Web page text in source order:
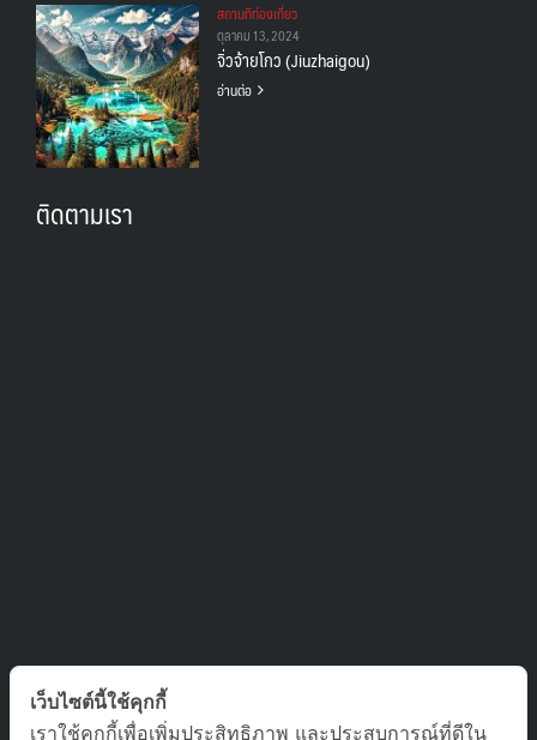
สถานทีท่องเที่ยว
ตุลาคม 13, 2024
จิ่วจ้ายโกว (Jiuzhaigou)
อ่านต่อ
ติดตามเรา
ติดต่อเรา
เว็บไซต์นี้ใช้คุกกี้
เราใช้คุกกี้เพื่อเพิ่มประสิทธิภาพ และประสบการณ์ที่ดีใน